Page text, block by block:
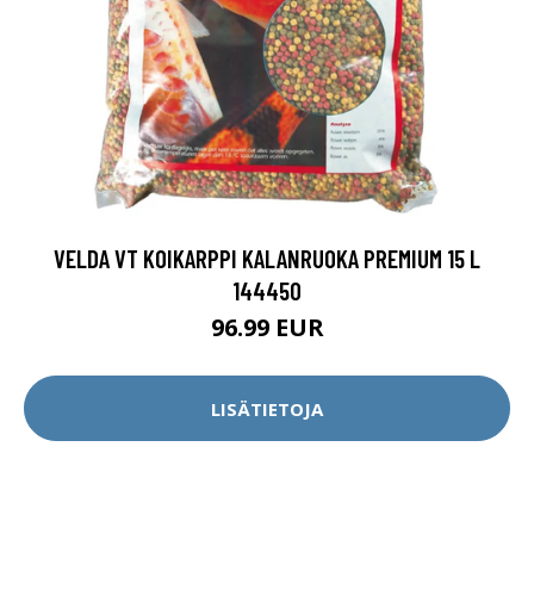
VELDA VT KOIKARPPI KALANRUOKA PREMIUM 15 L
144450
96.99 EUR
LISÄTIETOJA